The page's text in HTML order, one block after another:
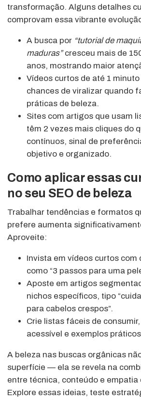
transformação. Alguns detalhes
comprovam essa vibrante
A busca por “tutorial de
maduras”cresceu mais de
anos, mostrando maior
Vídeos curtos de até 1
chances de viralizar quando
práticas de beleza.
Sites com artigos que usam
têm 2 vezes mais cliques do
contínuos, sinal de
objetivo e organizado.
Como aplicar essas
no seu SEO de beleza
Trabalhar tendências e formatos
prefere aumenta
Aproveite:
Invista em vídeos curtos com
como “3 passos para uma
Aposte em artigos
nichos específicos, tipo
para cabelos crespos”.
Crie listas fáceis de
acessível e exemplos
A beleza nas buscas orgânicas
superfície — ela se revela na
entre técnica, conteúdo e empatia
Explore essas ideias, teste